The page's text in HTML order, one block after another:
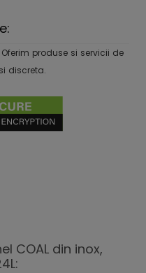
produse si servicii de
discreta.
COAL din inox,